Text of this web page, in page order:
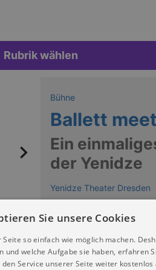
Rubrik wählen
Bühne
Ballett
Ein
der Yenidze
Yenidze Theater Dresden
Sie unsere Cookies
so einfach wie möglich machen.
und welche Aufgabe sie haben, erfahren
Service unserer Seite weiter kostenlos